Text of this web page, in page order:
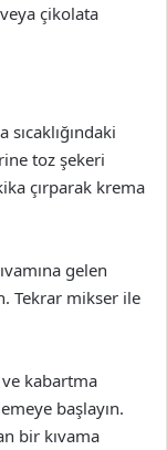
çikolata
sıcaklığındaki
toz şekeri
çırparak krema
gelen
Tekrar mikser ile
kabartma
başlayın.
bir kıvama